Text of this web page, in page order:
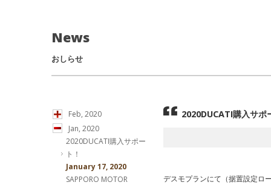
News
おしらせ
Feb, 2020
Jan, 2020
2020DUCATI購入サポー
ト！
January 17, 2020
SAPPORO MOTOR
2020DUCATI購入サポ
デスモプランにて（据置設定ロ